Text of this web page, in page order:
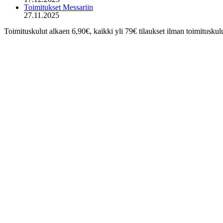
Toimitukset Messariin
27.11.2025
Toimituskulut alkaen 6,90€, kaikki yli 79€ tilaukset ilman